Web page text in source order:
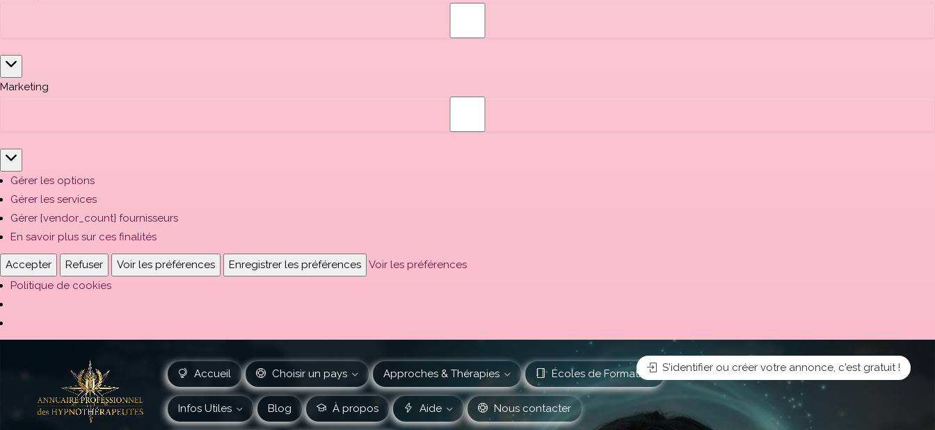
Marketing
Gérer les options
Gérer les services
Gérer {vendor_count} fournisseurs
En savoir plus sur ces finalités
Accepter Refuser Voir les préférences Enregistrer les préférences
Voir les préférences
Politique de cookies
Accueil Choisir un pays Approches & Thérapies Écoles de Formation
Infos Utiles Blog À propos Aide Nous contacter
S'identifier ou créer votre annonce, c'est gratuit !